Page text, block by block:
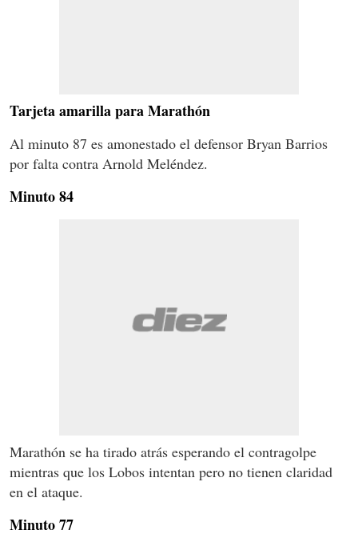
Tarjeta amarilla para Marathón
Al minuto 87 es amonestado el defensor Bryan Barrios
por falta contra Arnold Meléndez.
Minuto 84
Marathón se ha tirado atrás esperando el contragolpe
mientras que los Lobos intentan pero no tienen claridad
en el ataque.
Minuto 77